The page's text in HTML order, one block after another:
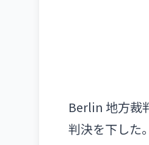
Berlin 地方裁
判決を下した